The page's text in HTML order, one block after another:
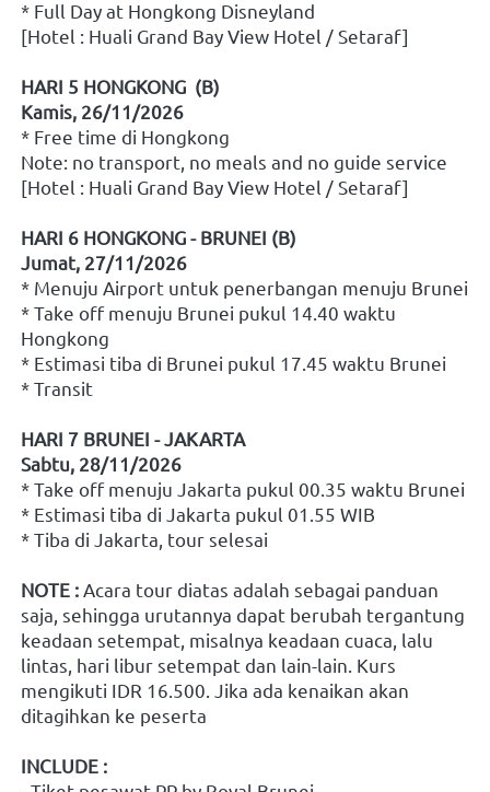
* Full Day at Hongkong Disneyland
[Hotel : Huali Grand Bay View Hotel / Setaraf]
HARI 5 HONGKONG  (B)
Kamis, 26/11/2026
* Free time di Hongkong
Note: no transport, no meals and no guide service
[Hotel : Huali Grand Bay View Hotel / Setaraf]
HARI 6 HONGKONG - BRUNEI (B)
Jumat, 27/11/2026
* Menuju Airport untuk penerbangan menuju Brunei
* Take off menuju Brunei pukul 14.40 waktu
Hongkong
* Estimasi tiba di Brunei pukul 17.45 waktu Brunei
* Transit
HARI 7 BRUNEI - JAKARTA
Sabtu, 28/11/2026
* Take off menuju Jakarta pukul 00.35 waktu Brunei
* Estimasi tiba di Jakarta pukul 01.55 WIB
* Tiba di Jakarta, tour selesai
NOTE : Acara tour diatas adalah sebagai panduan
saja, sehingga urutannya dapat berubah tergantung
keadaan setempat, misalnya keadaan cuaca, lalu
lintas, hari libur setempat dan lain-lain. Kurs
mengikuti IDR 16.500. Jika ada kenaikan akan
ditagihkan ke peserta
INCLUDE :